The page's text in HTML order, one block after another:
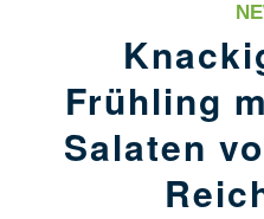
Frühling
Salaten